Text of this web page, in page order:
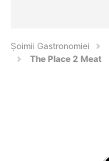
Șoimii Gastronomiei
The Place 2 Meat